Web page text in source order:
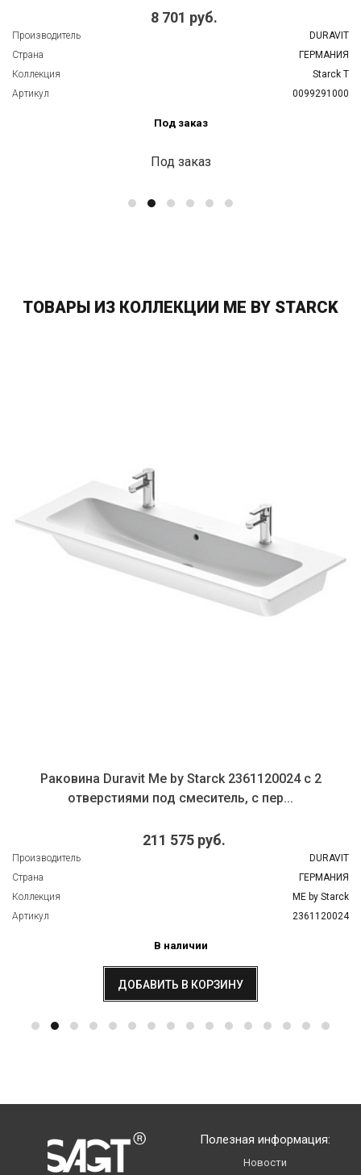
8 701 руб.
Производитель
DURAVIT
Страна
ГЕРМАНИЯ
Коллекция
Starck T
Артикул
0099291000
Под заказ
Под заказ
ТОВАРЫ ИЗ КОЛЛЕКЦИИ ME BY STARCK
Раковина Duravit Me by Starck 2361120024 с 2
отверстиями под смеситель, с пер...
211 575 руб.
Производитель
DURAVIT
Страна
ГЕРМАНИЯ
Коллекция
ME by Starck
Артикул
2361120024
В наличии
ДОБАВИТЬ В КОРЗИНУ
Полезная информация:
Новости